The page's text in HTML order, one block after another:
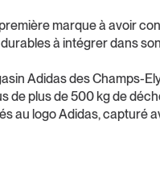
marque à avoir
à intégrer dans
Adidas des Champs-
de plus de 500 kg de
au logo Adidas, capturé